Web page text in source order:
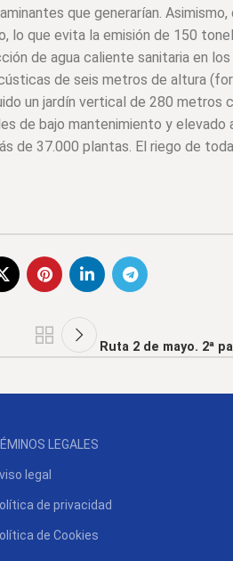
que generarían.
que evita la emisión de 150
de agua caliente sanitaria en
de seis metros de altura
un jardín vertical de 280 metros
de bajo mantenimiento y elevado
de 37.000 plantas. El riego de
Ruta 2 de mayo. 2ª
LEGALES
legal
de privacidad
de Cookies